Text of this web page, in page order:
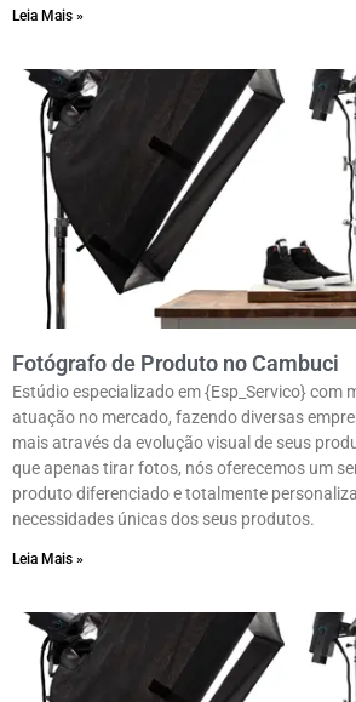
Leia Mais »
Fotógrafo de Produto no Cambuci
Estúdio especializado em {Esp_Servico} com
atuação no mercado, fazendo diversas
mais através da evolução visual de seus
que apenas tirar fotos, nós oferecemos um
produto diferenciado e totalmente
necessidades únicas dos seus produtos.
Leia Mais »